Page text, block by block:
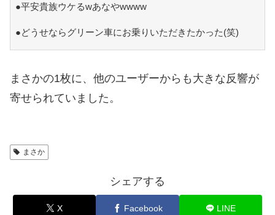
●平安貴族ウケるwあなやwwww
●どうせならグリーン車にお乗りいただきたかった(笑)
まさかの1枚に、他のユーザーからも大きな反響が
寄せられていました。
まさか
シェアする
X Facebook LINE